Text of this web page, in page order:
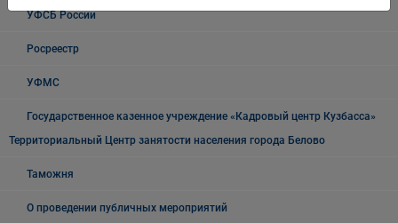
УФСБ России
Росреестр
УФМС
Государственное казенное учреждение «Кадровый центр Кузбасса»
Территориальный Центр занятости населения города Белово
Таможня
О проведении публичных мероприятий